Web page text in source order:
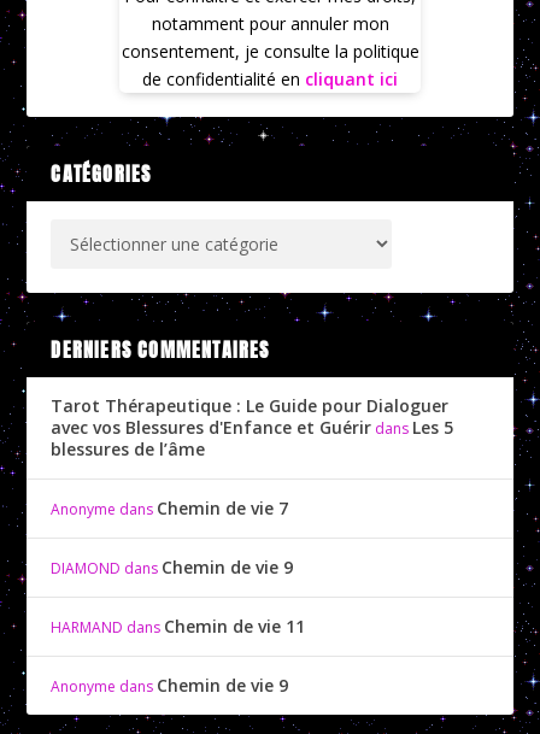
notamment pour annuler mon
consentement, je consulte la politique
de confidentialité en cliquant ici
CATÉGORIES
DERNIERS COMMENTAIRES
Tarot Thérapeutique : Le Guide pour Dialoguer
avec vos Blessures d'Enfance et Guérir dans Les 5
blessures de l’âme
Anonyme dans Chemin de vie 7
DIAMOND dans Chemin de vie 9
HARMAND dans Chemin de vie 11
Anonyme dans Chemin de vie 9